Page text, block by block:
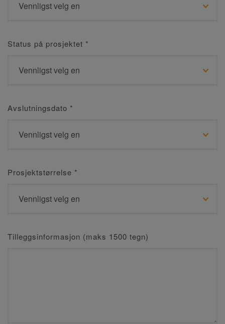
Status på prosjektet *
Avslutningsdato *
Prosjektstørrelse *
Tilleggsinformasjon (maks 1500 tegn)